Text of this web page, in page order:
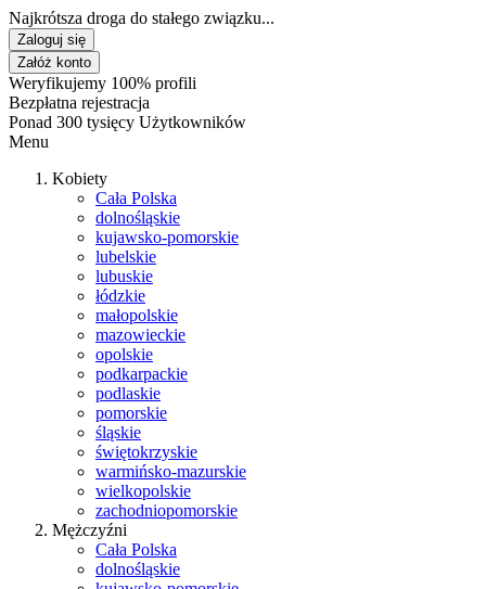
Najkrótsza droga do stałego związku...
Zaloguj się
Załóż konto
Weryfikujemy 100% profili
Bezpłatna rejestracja
Ponad 300 tysięcy Użytkowników
Menu
Kobiety
Cała Polska
dolnośląskie
kujawsko-pomorskie
lubelskie
lubuskie
łódzkie
małopolskie
mazowieckie
opolskie
podkarpackie
podlaskie
pomorskie
śląskie
świętokrzyskie
warmińsko-mazurskie
wielkopolskie
zachodniopomorskie
Mężczyźni
Cała Polska
dolnośląskie